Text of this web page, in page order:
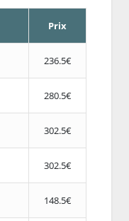
Prix
236.5€
280.5€
302.5€
302.5€
148.5€